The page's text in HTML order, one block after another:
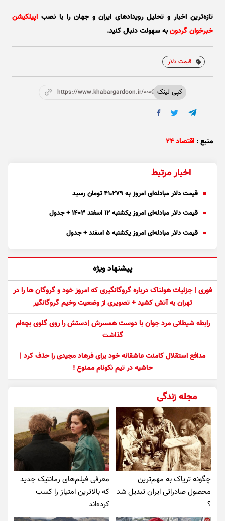
تازه‌ترین اخبار و تحلیل‌ رویدادهای ایران و جهان را با نصب اپیلکیشن
خبرخوان گردونبه سهولت دنبال کنید.
قیمت دلار
کپی لینکhttps://www.khabargardoon.ir/000Opm
منبع : اقتصاد ۲۴
اخبار مرتبط
قیمت دلار مبادله‌ای امروز به ۴۱،۲۷۹ تومان رسید
قیمت دلار مبادله‌ای امروز یکشنبه ۱۲ اسفند ۱۴۰۳ + جدول
قیمت دلار مبادله‌ای امروز یکشنبه ۵ اسفند + جدول
پیشنهاد ویژه
فوری | جزئیات هولناک درباره گروگانگیری که امروز خود و گروگان ها را در
تهران به آتش کشید + تصویری از وضعیت وخیم گروگانگیر
رابطه شیطانی مرد جوان با دوست همسرش |دستش را روی گلوی بچه‌ام
گذاشت
مدافع استقلال کامنت عاشقانه خود برای فرهاد مجیدی را حذف کرد |
حاشیه در تیم نکونام ممنوع !
مجله زندگی
چگونه تریاک به مهم‌ترین
محصول صادراتی ایران تبدیل شد
؟
معرفی فیلم‌های رمانتیک جدید
که بالاترین امتیاز را کسب
کرده‌اند